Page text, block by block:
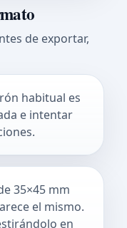
de exportar,
habitual es
e intentar
35×45 mm
el mismo.
en